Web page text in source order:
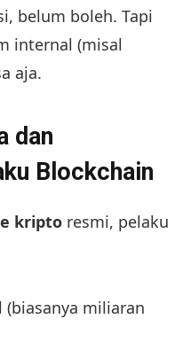
belum boleh. Tapi
internal (misal
aja.
dan
Blockchain
kripto resmi, pelaku
miliaran